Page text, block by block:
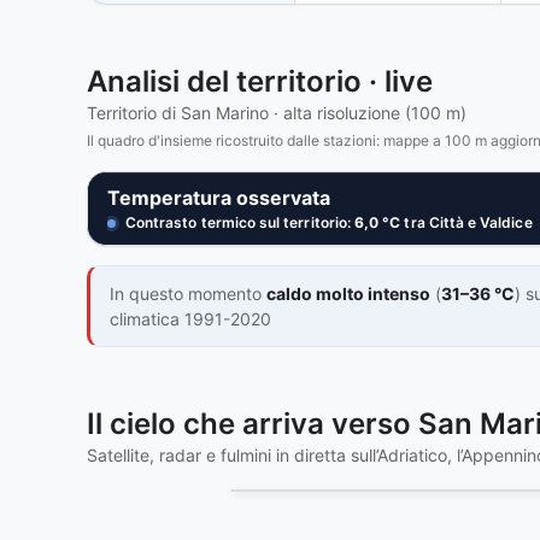
Analisi del territorio · live
Territorio di San Marino · alta risoluzione (100 m)
Il quadro d'insieme ricostruito dalle stazioni: mappe a 100 m
TITANO 100 · LIVE
25° 30° 35° 40°
Temperatura osservata
Contrasto termico sul territorio:6,0 °C tra Città e Valdice
In questo momento caldo molto intenso (31–36 °C)
climatica 1991-2020
Il cielo che arriva verso San
Satellite, radar e fulmini in diretta sull’Adriatico,
Naturale VIS IR ❚❚
MTG · radar DPC+OPERA · LI MTG-I1 · aggiornato